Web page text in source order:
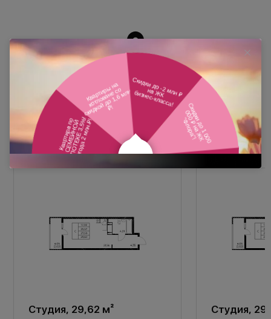
Похожие планировки
Студия, 29,62 м² Студия,